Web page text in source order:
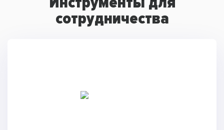
сотрудничества